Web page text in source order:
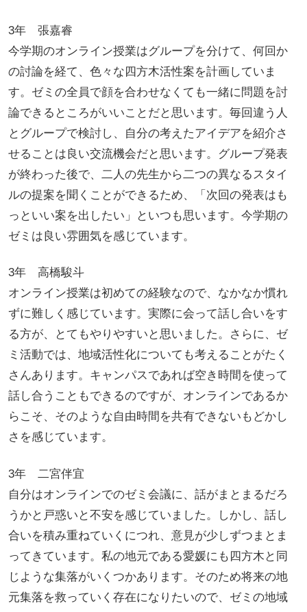
3年 張嘉睿
今学期のオンライン授業はグループを分けて、何回か
の討論を経て、色々な四方木活性案を計画していま
す。ゼミの全員で顔を合わせなくても一緒に問題を討
論できるところがいいことだと思います。毎回違う人
とグループで検討し、自分の考えたアイデアを紹介さ
せることは良い交流機会だと思います。グループ発表
が終わった後で、二人の先生から二つの異なるスタイ
ルの提案を聞くことができるため、「次回の発表はも
っといい案を出したい」といつも思います。今学期の
ゼミは良い雰囲気を感じています。
3年 高橋駿斗
オンライン授業は初めての経験なので、なかなか慣れ
ずに難しく感じています。実際に会って話し合いをす
る方が、とてもやりやすいと思いました。さらに、ゼ
ミ活動では、地域活性化についても考えることがたく
さんあります。キャンパスであれば空き時間を使って
話し合うこともできるのですが、オンラインであるか
らこそ、そのような自由時間を共有できないもどかし
さを感じています。
3年 二宮伴宜
自分はオンラインでのゼミ会議に、話がまとまるだろ
うかと戸惑いと不安を感じていました。しかし、話し
合いを積み重ねていくにつれ、意見が少しずつまとま
ってきています。私の地元である愛媛にも四方木と同
じような集落がいくつかあります。そのため将来の地
元集落を救っていく存在になりたいので、ゼミの地域